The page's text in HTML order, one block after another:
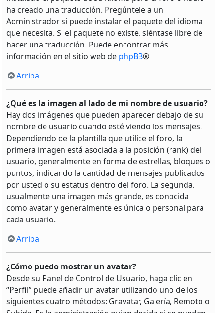
ha creado una traducción. Pregúntele a un
Administrador si puede instalar el paquete del idioma
que necesita. Si el paquete no existe, siéntase libre de
hacer una traducción. Puede encontrar más
información en el sitio web de phpBB®
Arriba
¿Qué es la imagen al lado de mi nombre de usuario?
Hay dos imágenes que pueden aparecer debajo de su
nombre de usuario cuando esté viendo los mensajes.
Dependiendo de la plantilla que utilice el foro, la
primera imagen está asociada a la posición (rank) del
usuario, generalmente en forma de estrellas, bloques o
puntos, indicando la cantidad de mensajes publicados
por usted o su estatus dentro del foro. La segunda,
usualmente una imagen más grande, es conocida
como avatar y generalmente es única o personal para
cada usuario.
Arriba
¿Cómo puedo mostrar un avatar?
Desde su Panel de Control de Usuario, haga clic en
“Perfil” puede añadir un avatar utilizando uno de los
siguientes cuatro métodos: Gravatar, Galería, Remoto o